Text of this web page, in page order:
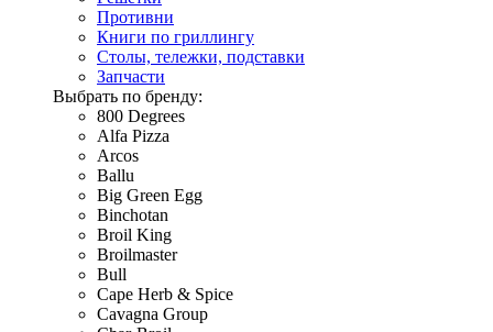
Противни
Книги по гриллингу
Столы, тележки, подставки
Запчасти
Выбрать по бренду:
800 Degrees
Alfa Pizza
Arcos
Ballu
Big Green Egg
Binchotan
Broil King
Broilmaster
Bull
Cape Herb & Spice
Cavagna Group